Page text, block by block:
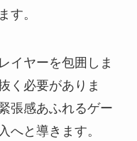
す。
イヤーを包囲しま
く必要がありま
張感あふれるゲー
へと導きます。